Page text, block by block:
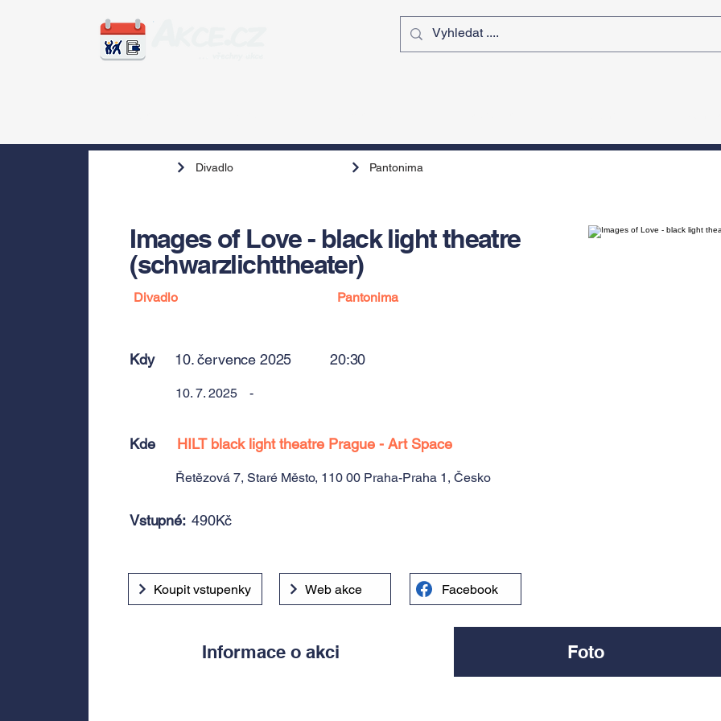
Divadlo Pantonima
Images of Love - black light theatre
(schwarzlichttheater)
Divadlo Pantonima
Kdy 10. července 2025 20:30
10. 7. 2025 -
Kde HILT black light theatre Prague - Art Space
Řetězová 7, Staré Město, 110 00 Praha-Praha 1, Česko
Vstupné: 490Kč
Koupit vstupenky Web akce Facebook
Informace o akci Foto